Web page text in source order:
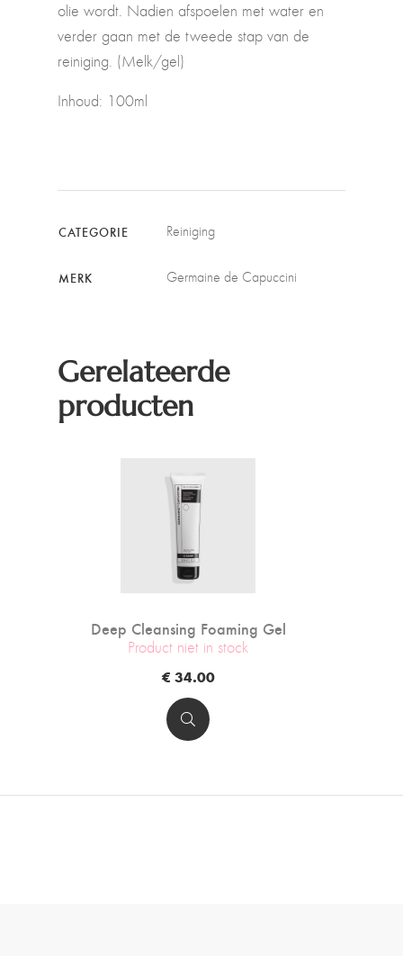
olie wordt. Nadien afspoelen met water en
verder gaan met de tweede stap van de
reiniging. (Melk/gel)
Inhoud: 100ml
CATEGORIE Reiniging
MERK Germaine de Capuccini
Gerelateerde
producten
Deep Cleansing Foaming Gel
€ 34.00
Product niet in stock